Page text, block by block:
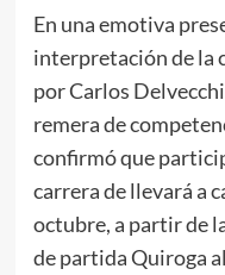
En una emotiva
interpretación de la
por Carlos
remera de
confirmó que
carrera de llevará a
octubre, a partir de
de partida Quiroga